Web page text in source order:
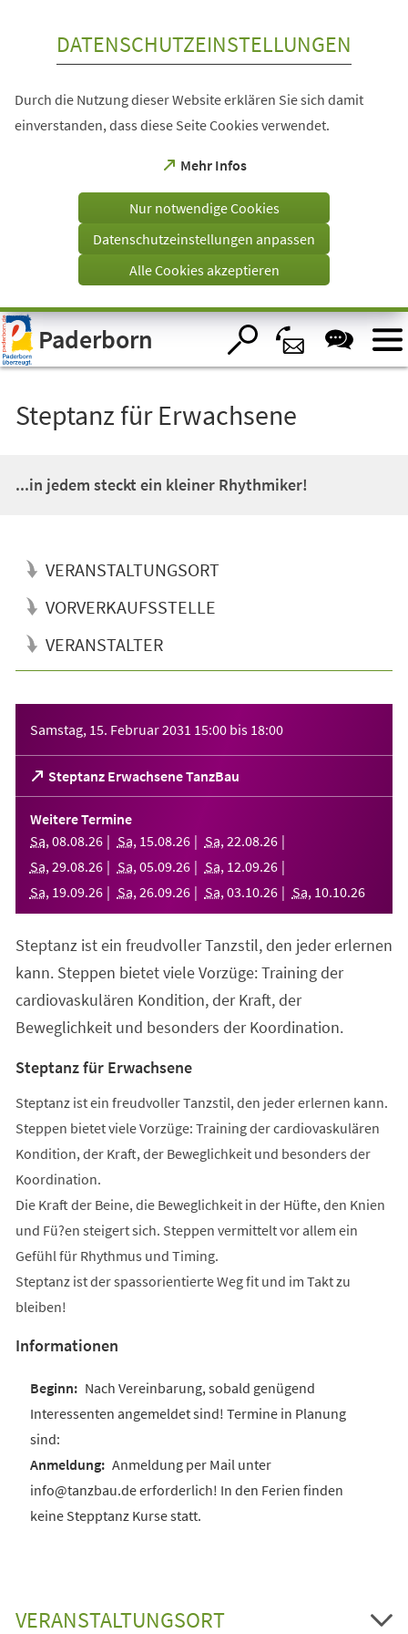
Visuelle
Assistenzsoftware
öffnen.
DATENSCHUTZEINSTELLUNGEN
Durch die Nutzung dieser Website erklären Sie sich damit
einverstanden, dass diese Seite Cookies verwendet.
Mehr Infos
(Öffnet
einem
Tab)
Nur notwendige Cookies
Datenschutzeinstellungen anpassen
Alle Cookies akzeptieren
Paderborn
Steptanz für Erwachsene
...in jedem steckt ein kleiner Rhythmiker!
VERANSTALTUNGSORT
VORVERKAUFSSTELLE
VERANSTALTER
Samstag, 15. Februar 2031 15:00 bis 18:00
Steptanz Erwachsene TanzBau
(Öffnet
in
einem
neuen
Tab)
Weitere Termine
Sa, 08.08.26 Sa, 15.08.26 Sa, 22.08.26
Sa, 29.08.26 Sa, 05.09.26 Sa, 12.09.26
Sa, 19.09.26 Sa, 26.09.26 Sa, 03.10.26 Sa, 10.10.26
Steptanz ist ein freudvoller Tanzstil, den jeder erlernen
kann. Steppen bietet viele Vorzüge: Training der
cardiovaskulären Kondition, der Kraft, der
Beweglichkeit und besonders der Koordination.
Steptanz für Erwachsene
Steptanz ist ein freudvoller Tanzstil, den jeder erlernen kann.
Steppen bietet viele Vorzüge: Training der cardiovaskulären
Kondition, der Kraft, der Beweglichkeit und besonders der
Koordination.
Die Kraft der Beine, die Beweglichkeit in der Hüfte, den Knien
und Fü?en steigert sich. Steppen vermittelt vor allem ein
Gefühl für Rhythmus und Timing.
Steptanz ist der spassorientierte Weg fit und im Takt zu
bleiben!
Informationen
Nach Vereinbarung, sobald genügend
Interessenten angemeldet sind! Termine in Planung
sind:
Anmeldung per Mail unter
info@tanzbau.de erforderlich! In den Ferien finden
keine Stepptanz Kurse statt.
VERANSTALTUNGSORT